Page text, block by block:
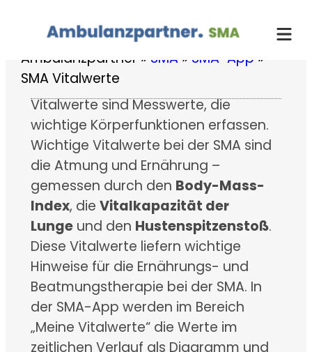
springen
Ambulanzpartner » SMA » SMA-App »
SMA Vitalwerte
Vitalwerte sind Messwerte, die
wichtige Körperfunktionen erfassen.
Wichtige Vitalwerte bei der SMA sind
die Atmung und Ernährung –
gemessen durch den Body-Mass-
Index, die Vitalkapazität der
Lungeund den Hustenspitzenstoß.
Diese Vitalwerte liefern wichtige
Hinweise für die Ernährungs- und
Beatmungstherapie bei der SMA. In
der SMA-App werden im Bereich
„Meine Vitalwerte“ die Werte im
zeitlichen Verlauf als Diagramm und